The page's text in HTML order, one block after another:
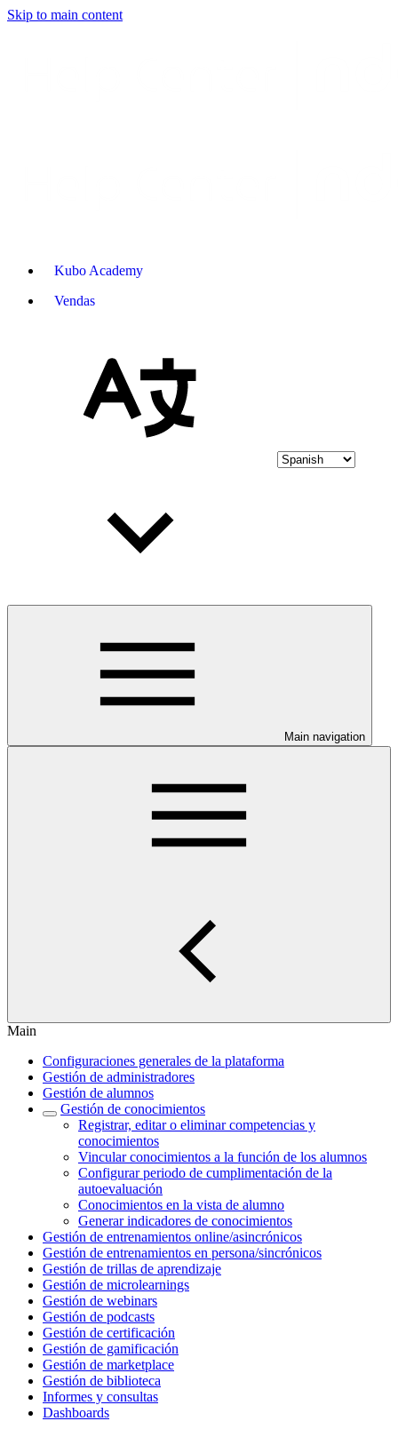
Skip to main content
Kubo Academy
Vendas
Main navigation
Main
Configuraciones generales de la plataforma
Gestión de administradores
Gestión de alumnos
Gestión de conocimientos
Registrar, editar o eliminar competencias y
conocimientos
Vincular conocimientos a la función de los alumnos
Configurar periodo de cumplimentación de la
autoevaluación
Conocimientos en la vista de alumno
Generar indicadores de conocimientos
Gestión de entrenamientos online/asincrónicos
Gestión de entrenamientos en persona/sincrónicos
Gestión de trillas de aprendizaje
Gestión de microlearnings
Gestión de webinars
Gestión de podcasts
Gestión de certificación
Gestión de gamificación
Gestión de marketplace
Gestión de biblioteca
Informes y consultas
Dashboards